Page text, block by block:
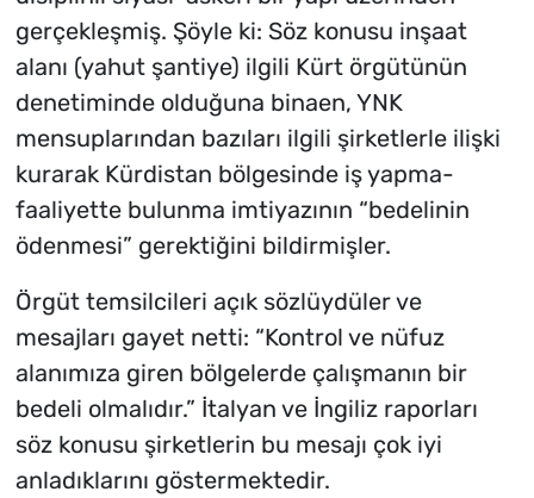
gerçekleşmiş. Şöyle ki: Söz konusu inşaat
alanı (yahut şantiye) ilgili Kürt örgütünün
denetiminde olduğuna binaen, YNK
mensuplarından bazıları ilgili şirketlerle ilişki
kurarak Kürdistan bölgesinde iş yapma-
faaliyette bulunma imtiyazının “bedelinin
ödenmesi” gerektiğini bildirmişler.
Örgüt temsilcileri açık sözlüydüler ve
mesajları gayet netti: “Kontrol ve nüfuz
alanımıza giren bölgelerde çalışmanın bir
bedeli olmalıdır.” İtalyan ve İngiliz raporları
söz konusu şirketlerin bu mesajı çok iyi
anladıklarını göstermektedir.